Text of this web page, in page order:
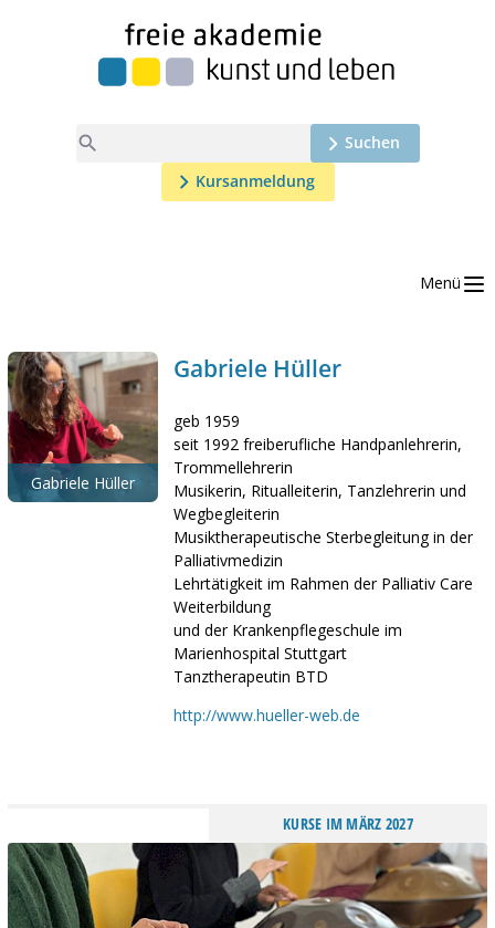

Suchen
Kursanmeldung
Menü
Gabriele Hüller
Gabriele Hüller
geb 1959
seit 1992 freiberufliche Handpanlehrerin,
Trommellehrerin
Musikerin, Ritualleiterin, Tanzlehrerin und
Wegbegleiterin
Musiktherapeutische Sterbegleitung in der
Palliativmedizin
Lehrtätigkeit im Rahmen der Palliativ Care
Weiterbildung
und der Krankenpflegeschule im
Marienhospital Stuttgart
Tanztherapeutin BTD
http://www.hueller-web.de
KURSE IM MÄRZ 2027